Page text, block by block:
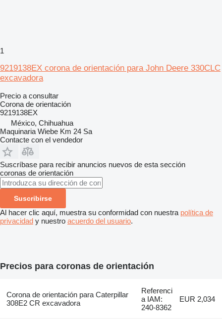
1
9219138EX corona de orientación para John Deere 330CLC
excavadora
Precio a consultar
Corona de orientación
9219138EX
México, Chihuahua
Maquinaria Wiebe Km 24 Sa
Contacte con el vendedor
Suscríbase para recibir anuncios nuevos de esta sección
coronas de orientación
Suscribirse
Al hacer clic aquí, muestra su conformidad con nuestra política de
privacidad y nuestro acuerdo del usuario.
Precios para coronas de orientación
Corona de orientación para Caterpillar
308E2 CR excavadora
Referenci
a IAM:
240-8362
EUR 2,034